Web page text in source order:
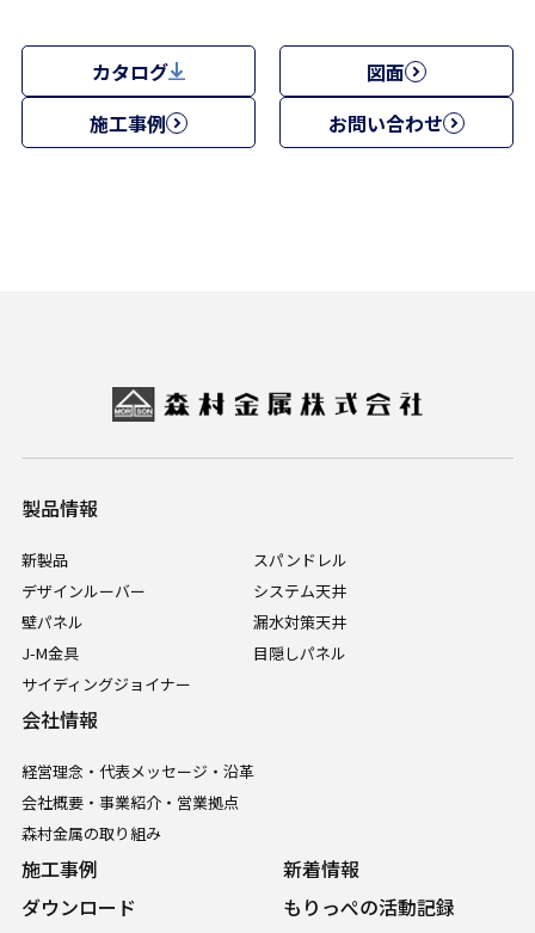
カタログ
図面
施工事例
お問い合わせ
製品情報
新製品
スパンドレル
デザインルーバー
システム天井
壁パネル
漏水対策天井
J-M金具
目隠しパネル
サイディングジョイナー
会社情報
経営理念・代表メッセージ・沿革
会社概要・事業紹介・営業拠点
森村金属の取り組み
施工事例
ダウンロード
新着情報
もりっぺの活動記録